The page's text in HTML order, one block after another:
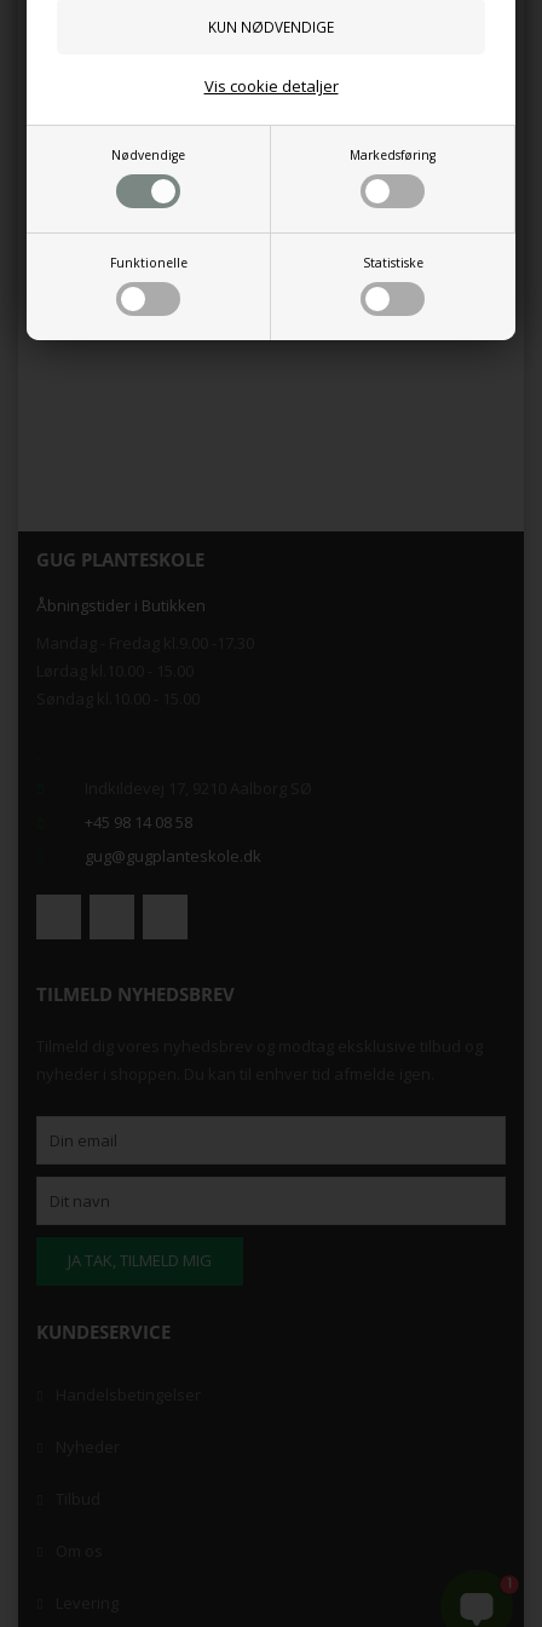
Nødvendige Markedsføring
Funktionelle Statistiske
Vis cookie detaljer
Alunrod `Lemon Love`
135,00 DKK 135,00 DKK
GUG PLANTESKOLE
Åbningstider i Butikken
+45 98 14 08 58
gug@gugplanteskole.dk
TILMELD NYHEDSBREV
KUNDESERVICE
1